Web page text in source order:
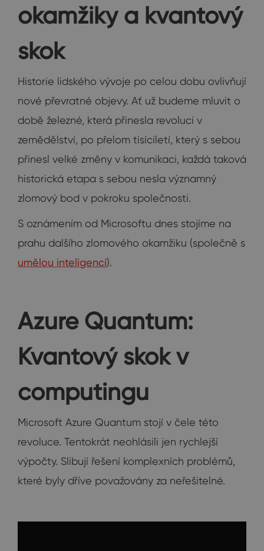
okamžiky a kvantový
skok
Historie lidského vývoje po celou dobu ovlivňují
nové převratné objevy. Ať už budeme mluvit o
době železné, která přinesla revoluci v
zemědělství, po přelom tisíciletí, který s sebou
přinesl velké změny v komunikaci, každá taková
historická etapa s sebou nesla významný
zlomový bod v pokroku společnosti.
S oznámením od Microsoftu dnes stojíme na
prahu dalšího zlomového okamžiku (společně s
umělou inteligencí).
Azure Quantum:
Kvantový skok v
computingu
Microsoft Azure Quantum stojí v čele této
revoluce. Tentokrát neohlásili jen rychlejší
výpočty. Slibují řešení komplexních problémů,
které byly dříve považovány za neřešitelné.